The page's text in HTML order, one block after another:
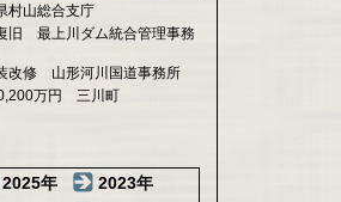
村山総合支庁
旧 最上川ダム統合管理事務
改修 山形河川国道事務所
万円 三川町
2025年
2023年